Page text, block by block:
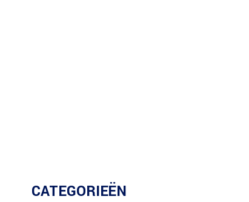
CATEGORIEËN